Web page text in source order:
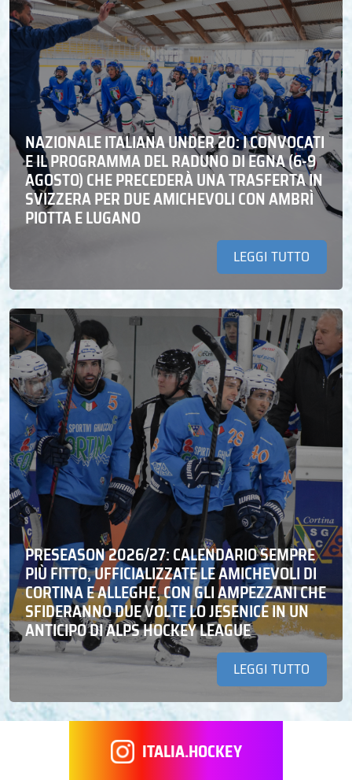
NAZIONALE ITALIANA UNDER 20: I CONVOCATI
E IL PROGRAMMA DEL RADUNO DI EGNA (6-9
AGOSTO) CHE PRECEDERÀ UNA TRASFERTA IN
SVIZZERA PER DUE AMICHEVOLI CON AMBRÌ
PIOTTA E LUGANO
LEGGI TUTTO
PRESEASON 2026/27: CALENDARIO SEMPRE
PIÙ FITTO, UFFICIALIZZATE LE AMICHEVOLI DI
CORTINA E ALLEGHE, CON GLI AMPEZZANI CHE
SFIDERANNO DUE VOLTE LO JESENICE IN UN
ANTICIPO DI ALPS HOCKEY LEAGUE
LEGGI TUTTO
ITALIA.HOCKEY